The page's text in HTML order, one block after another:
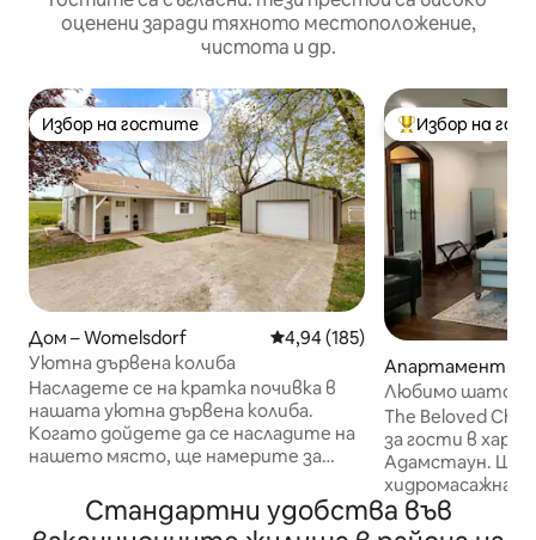
оценени заради тяхното местоположение,
чистота и др.
Избор на гостите
Избор на гостите
Дом – Womelsdorf Средна оценка: 4,94 от 5,
4,94 (185)
Уютна дървена колиба
Насладете се на кратка почивка в
нашата уютна дървена колиба.
Когато дойдете да се насладите на
нашето място, ще намерите за
размер, всяка от които разполага с
двойно легло тип Куин. - Напълно
Най-популярен
Избор на
Апартамент за
Reinholds
Любимо шато (с
The Beloved
за гости в
Адамстаун. Ще
хидромасажна
на твърдо и
реновирана
Стандартни удобства във